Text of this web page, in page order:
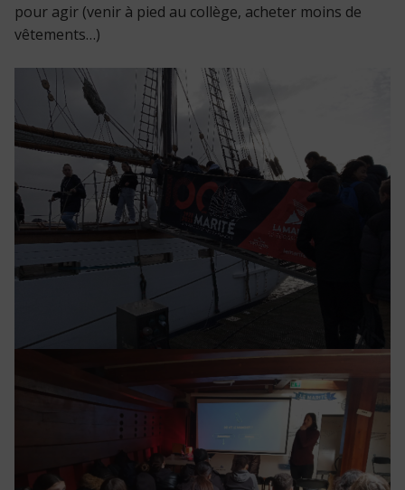
pour agir (venir à pied au collège, acheter moins de
vêtements…)